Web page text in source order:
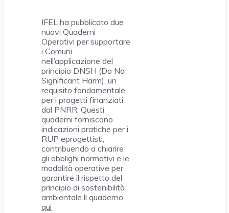
IFEL ha pubblicato due
nuovi Quaderni
Operativi per supportare
i Comuni
nell’applicazione del
principio DNSH (Do No
Significant Harm), un
requisito fondamentale
per i progetti finanziati
dal PNRR. Questi
quaderni forniscono
indicazioni pratiche per i
RUP eprogettisti,
contribuendo a chiarire
gli obblighi normativi e le
modalità operative per
garantire il rispetto del
principio di sostenibilità
ambientale.Il quaderno
qui